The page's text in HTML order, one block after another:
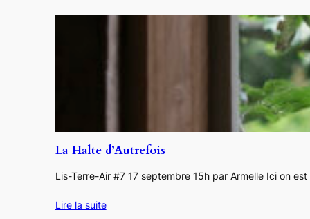
La Halte d’Autrefois
Lis-Terre-Air #7 17 septembre 15h par Armelle Ici on
Lire la suite